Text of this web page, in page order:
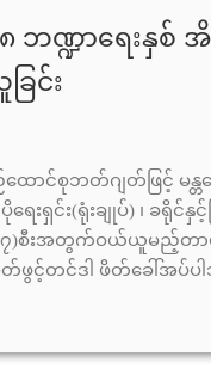
ဘဏ္ဍာရေးနှစ်
ြင်း
ောင်စုဘတ်ဂျတ်ဖြင့် မန္
ေးရှင်း(ရုံးချုပ်) ၊ ခရိုင်နှ
၇)စီးအတွက်ဝယ်ယူမည့်တာ
ဖွင့်တင်ဒါ ဖိတ်ခေါ်အပ်